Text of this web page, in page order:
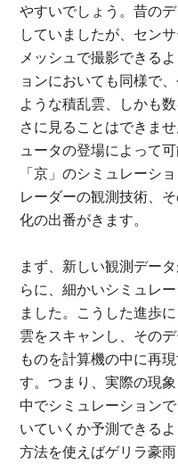
やすいでしょう。昔の
していましたが、セン
メッシュで撮影できる
ョンにおいても同様で
ような積乱雲、しかも
さに見ることはできま
ュータの登場によって
「京」のシミュレーシ
レーダーの観測技術、
化の出番がきます。
まず、新しい観測デー
らに、細かいシミュレ
ました。こうした進歩
雲をスキャンし、その
ものを計算機の中に再
す。つまり、実際の現
中でシミュレーション
いていくか予測できる
方法を使えばゲリラ豪